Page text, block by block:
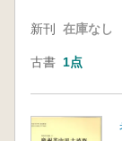
新刊 在庫なし
古書 1点